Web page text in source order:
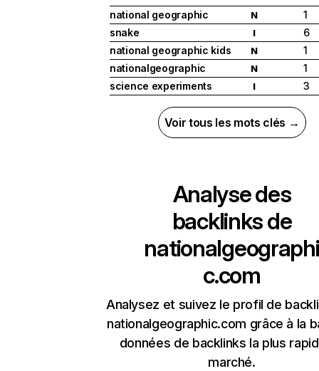
national geographic
N
1
snake
I
6
national geographic kids
N
1
nationalgeographic
N
1
science experiments
I 3
Voir tous les mots clés →
Analyse des
backlinks de
nationalgeographi
c.com
Analysez et suivez le profil de
nationalgeographic.com grâce à la
données de backlinks la plus
marché.